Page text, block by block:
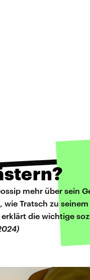
mehr über sein
Tratsch zu
die wichtige